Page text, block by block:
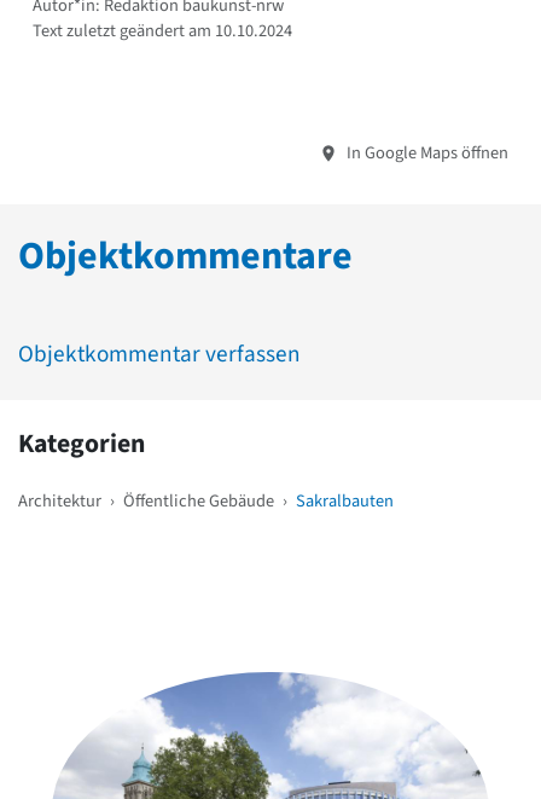
Text zuletzt geändert am 10.10.2024
In Google Maps öffnen
Objektkommentare
Objektkommentar verfassen
Kategorien
Architektur › Öffentliche Gebäude › Sakralbauten